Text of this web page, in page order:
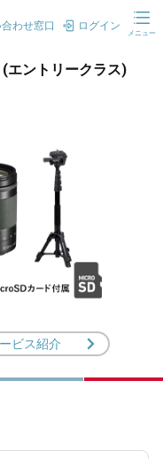
わせ窓口 ログイン
メニュー
エントリークラス)
ビス紹介